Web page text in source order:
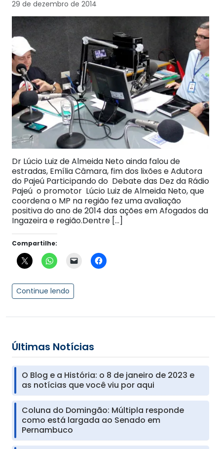
29 de dezembro de 2014
Dr Lúcio Luiz de Almeida Neto ainda falou de
estradas, Emília Câmara, fim dos lixões e Adutora
do Pajeú Participando do Debate das Dez da Rádio
Pajeú o promotor Lúcio Luiz de Almeida Neto, que
coordena o MP na região fez uma avaliação
positiva do ano de 2014 das ações em Afogados da
Ingazeira e região.Dentre […]
Compartilhe:
Continue lendo
Últimas Notícias
O Blog e a História: o 8 de janeiro de 2023 e
as notícias que você viu por aqui
Coluna do Domingão: Múltipla responde
como está largada ao Senado em
Pernambuco